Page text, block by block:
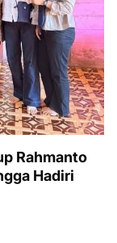
Rahmanto
Hadiri